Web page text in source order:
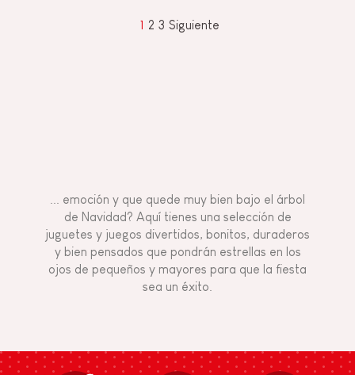
1 2 3 Siguiente
... emoción y que quede muy bien bajo el árbol
de Navidad? Aquí tienes una selección de
juguetes y juegos divertidos, bonitos, duraderos
y bien pensados que pondrán estrellas en los
ojos de pequeños y mayores para que la fiesta
sea un éxito.